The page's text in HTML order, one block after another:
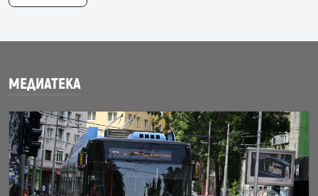
МЕДИАТЕКА